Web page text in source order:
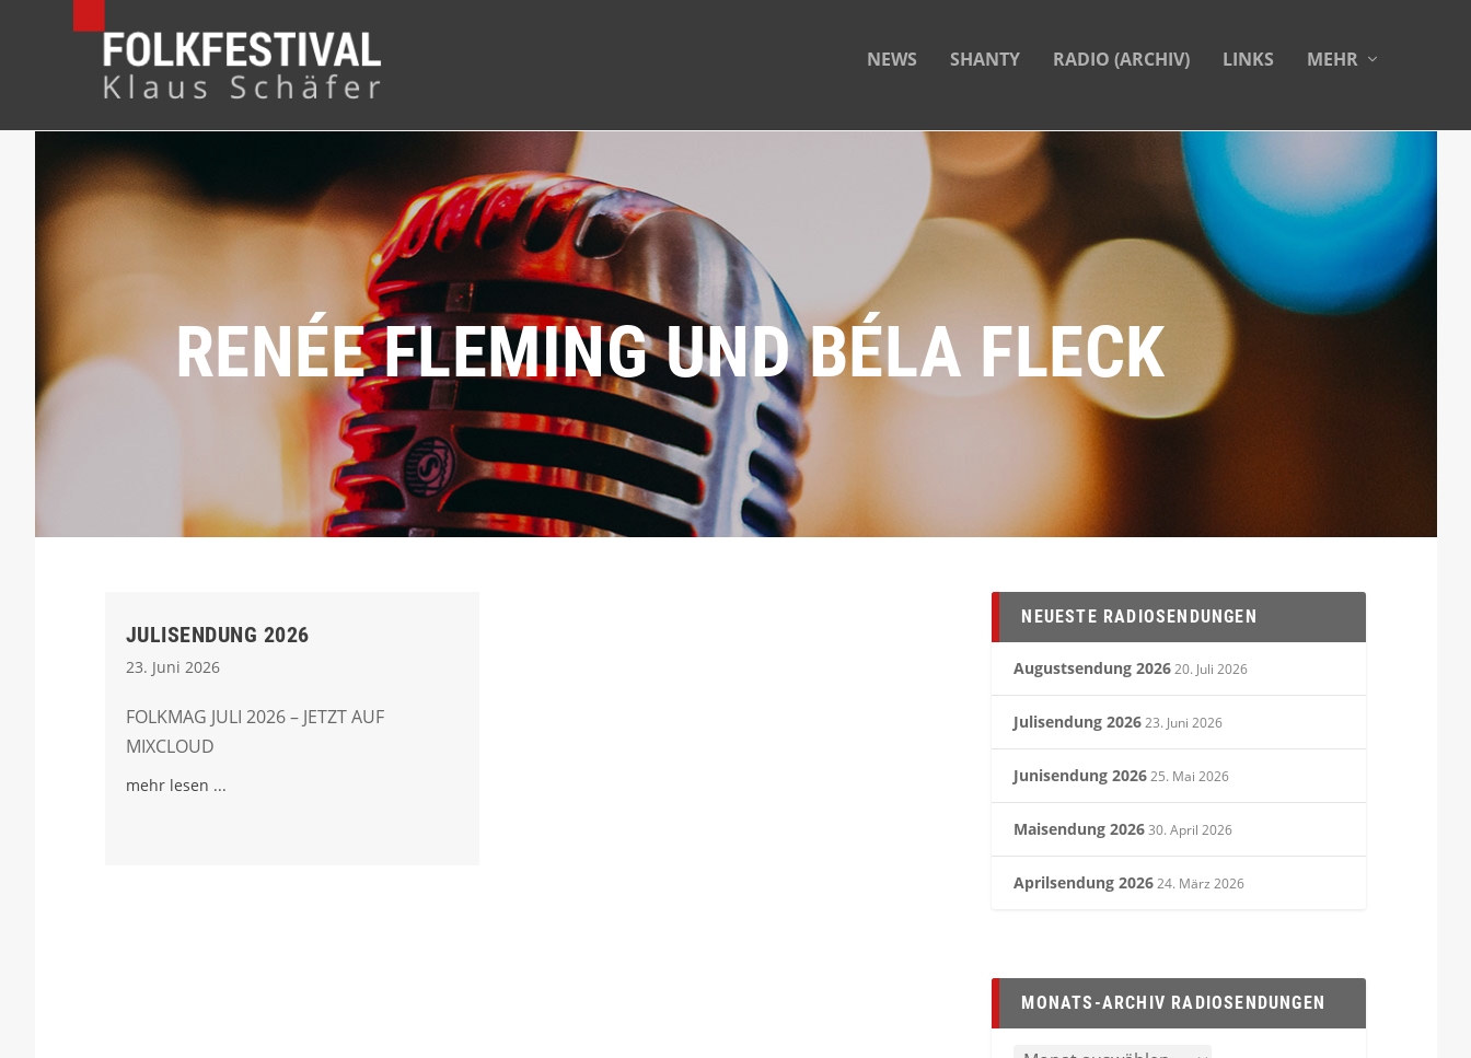
NEWS SHANTY RADIO (ARCHIV) LINKS MEHR
RENÉE FLEMING UND BÉLA FLECK
JULISENDUNG 2026
23. Juni 2026
FOLKMAG JULI 2026 – JETZT AUF
MIXCLOUD
mehr lesen
NEUESTE RADIOSENDUNGEN
Augustsendung 2026 20. Juli 2026
Julisendung 2026 23. Juni 2026
Junisendung 2026 25. Mai 2026
Maisendung 2026 30. April 2026
Aprilsendung 2026 24. März 2026
MONATS-ARCHIV RADIOSENDUNGEN